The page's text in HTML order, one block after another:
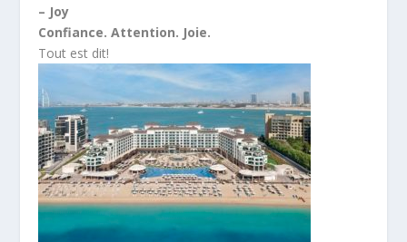
– Joy
Confiance. Attention. Joie.
Tout est dit!